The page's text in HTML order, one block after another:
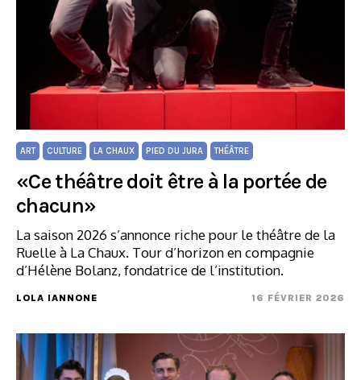
ART CULTURE LA CHAUX PIED DU JURA THÉÂTRE
«Ce théâtre doit être à la portée de
chacun»
La saison 2026 s’annonce riche pour le théâtre de la
Ruelle à La Chaux. Tour d’horizon en compagnie
d’Hélène Bolanz, fondatrice de l’institution.
LOLA IANNONE 16 FÉVRIER 2026